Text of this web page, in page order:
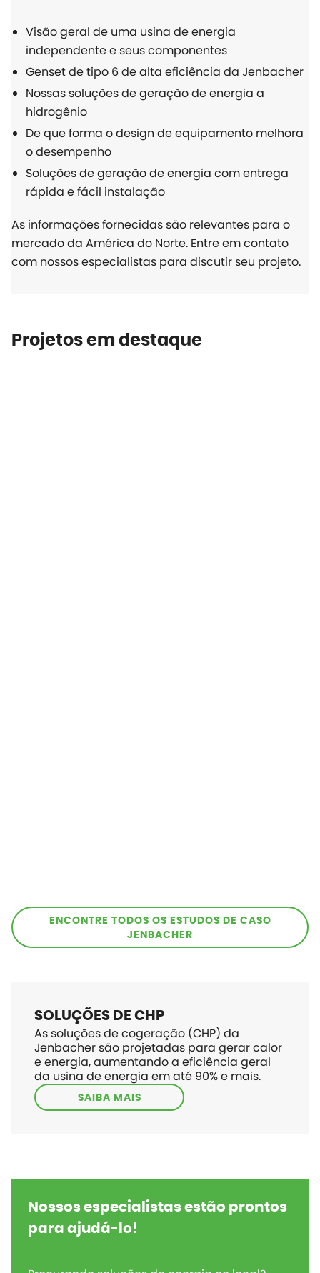
Visão geral de uma usina de energia
independente e seus componentes
Genset de tipo 6 de alta eficiência da Jenbacher
Nossas soluções de geração de energia a
hidrogênio
De que forma o design de equipamento melhora
o desempenho
Soluções de geração de energia com entrega
rápida e fácil instalação
As informações fornecidas são relevantes para o
mercado da América do Norte. Entre em contato
com nossos especialistas para discutir seu projeto.
Projetos em destaque
ENCONTRE TODOS OS ESTUDOS DE CASO
JENBACHER
SOLUÇÕES DE CHP
As soluções de cogeração (CHP) da
Jenbacher são projetadas para gerar calor
e energia, aumentando a eficiência geral
da usina de energia em até 90% e mais.
SAIBA MAIS
Nossos especialistas estão prontos
para ajudá-lo!